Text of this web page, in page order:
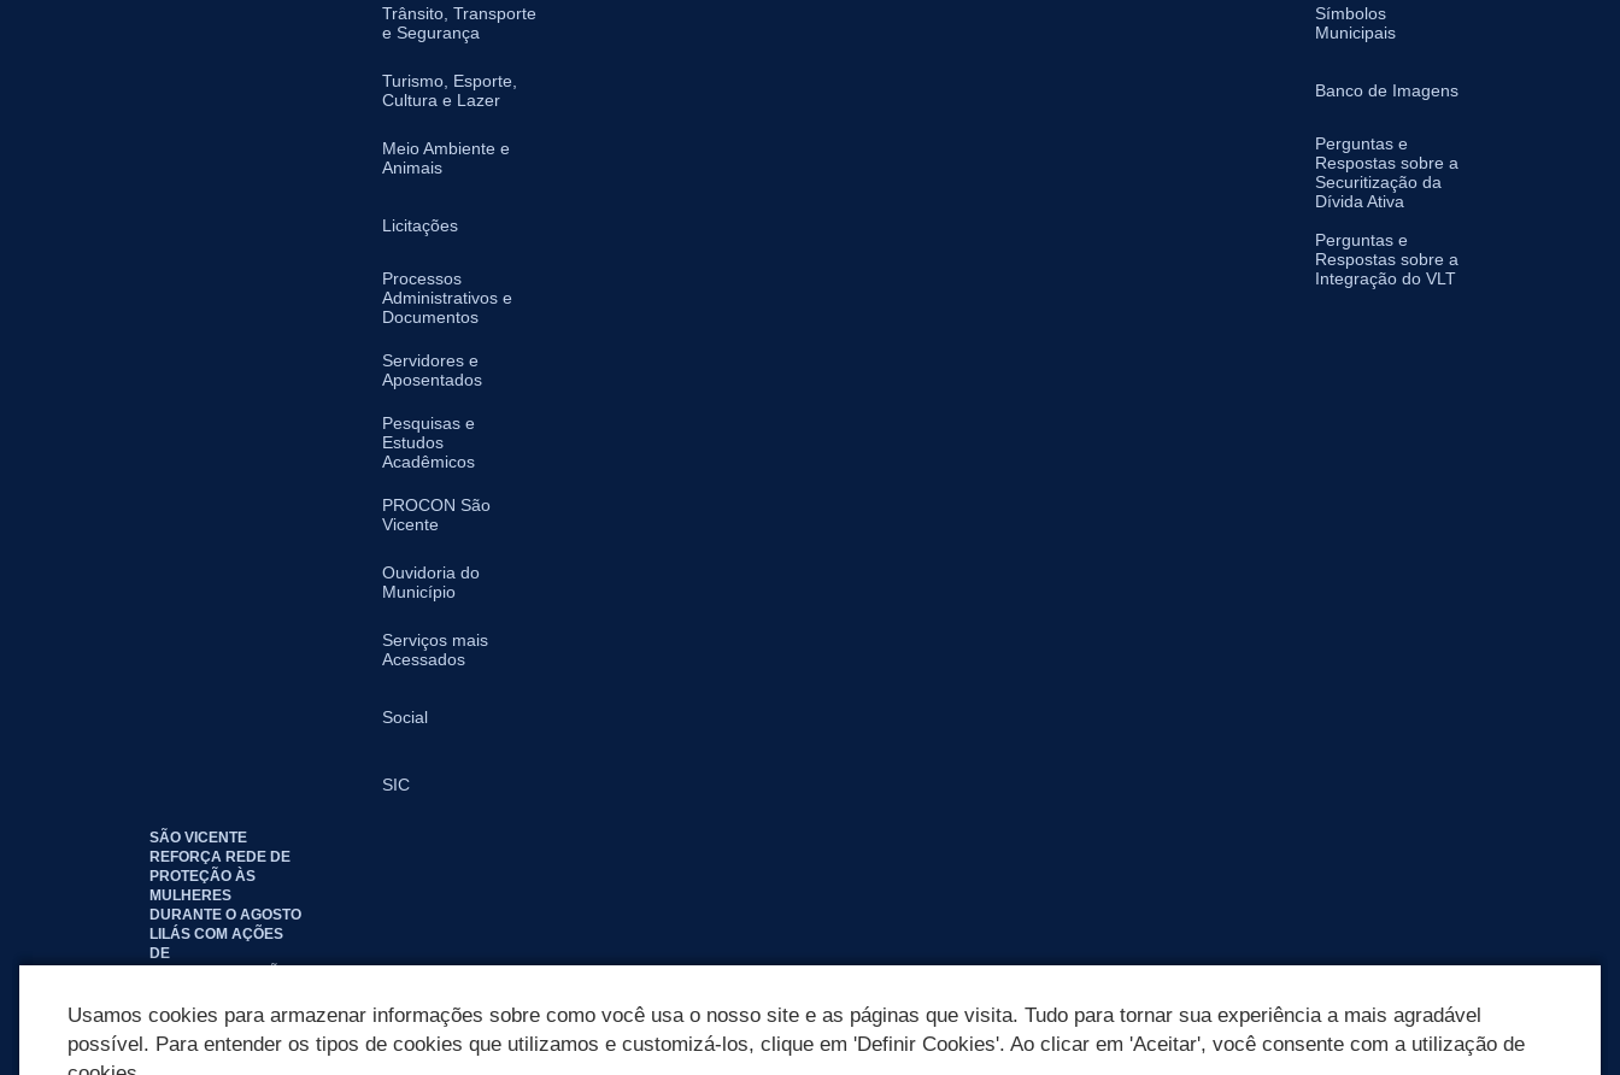
Trânsito, Transporte
e Segurança
Turismo, Esporte,
Cultura e Lazer
Meio Ambiente e
Animais
Licitações
Processos
Administrativos e
Documentos
Servidores e
Aposentados
Pesquisas e
Estudos
Acadêmicos
PROCON São
Vicente
Ouvidoria do
Município
Serviços mais
Acessados
Social
SIC
Símbolos
Municipais
Banco de Imagens
Perguntas e
Respostas sobre a
Securitização da
Dívida Ativa
Perguntas e
Respostas sobre a
Integração do VLT
SÃO VICENTE
REFORÇA REDE DE
PROTEÇÃO ÀS
MULHERES
DURANTE O AGOSTO
LILÁS COM AÇÕES
DE
Usamos cookies para armazenar informações sobre como você usa o nosso site e as páginas que visita. Tudo para tornar sua experiência a mais agradável
possível. Para entender os tipos de cookies que utilizamos e customizá-los, clique em 'Definir Cookies'. Ao clicar em 'Aceitar', você consente com a utilização de